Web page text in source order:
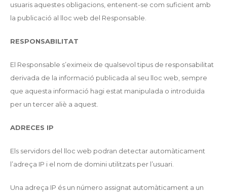
usuaris aquestes obligacions, entenent-se com suficient amb
la publicació al lloc web del Responsable.
RESPONSABILITAT
El Responsable s’eximeix de qualsevol tipus de responsabilitat
derivada de la informació publicada al seu lloc web, sempre
que aquesta informació hagi estat manipulada o introduïda
per un tercer aliè a aquest.
ADRECES IP
Els servidors del lloc web podran detectar automàticament
l’adreça IP i el nom de domini utilitzats per l’usuari.
Una adreça IP és un número assignat automàticament a un